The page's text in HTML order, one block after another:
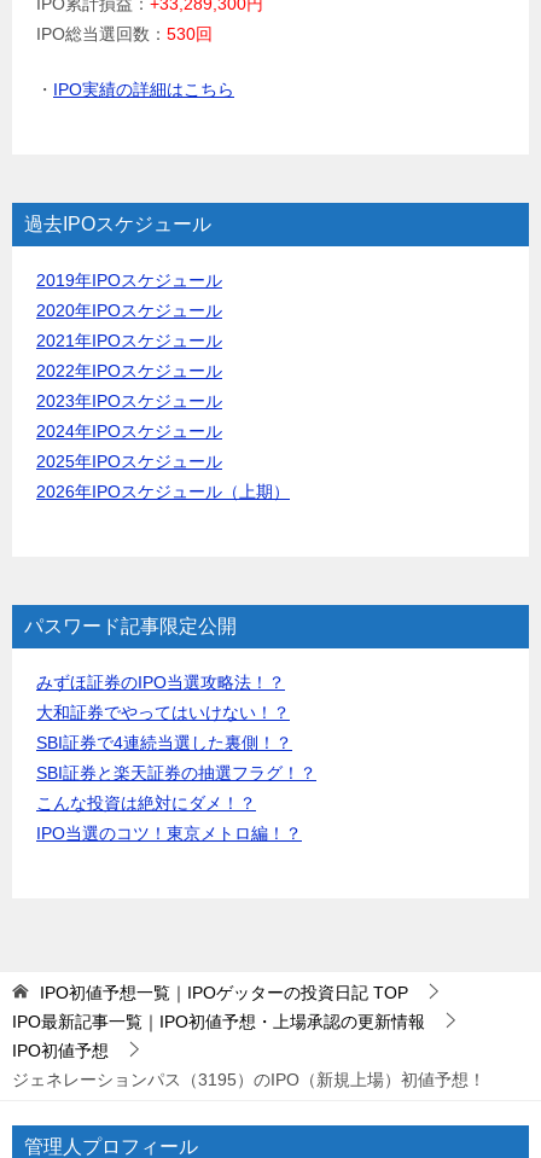
IPO総当選回数： 530回
・ IPO実績の詳細はこちら
過去IPOスケジュール
2019年IPOスケジュール
2020年IPOスケジュール
2021年IPOスケジュール
2022年IPOスケジュール
2023年IPOスケジュール
2024年IPOスケジュール
2025年IPOスケジュール
2026年IPOスケジュール（上期）
パスワード記事限定公開
みずほ証券のIPO当選攻略法！？
大和証券でやってはいけない！？
SBI証券で4連続当選した裏側！？
SBI証券と楽天証券の抽選フラグ！？
こんな投資は絶対にダメ！？
IPO当選のコツ！東京メトロ編！？
IPO初値予想一覧｜IPOゲッターの投資日記 TOP
IPO最新記事一覧｜IPO初値予想・上場承認の更新情報
IPO初値予想
ジェネレーションパス（3195）のIPO（新規上場）初値予想！
管理人プロフィール